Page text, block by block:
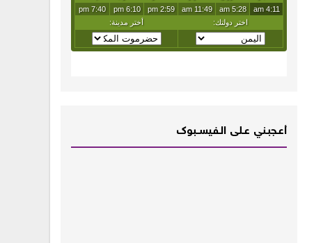
أعـــجبــني عـــلى الــفــيســــبوك